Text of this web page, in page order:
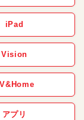
iPad
Vision
アプリ